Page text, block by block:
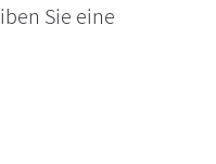
Sie eine